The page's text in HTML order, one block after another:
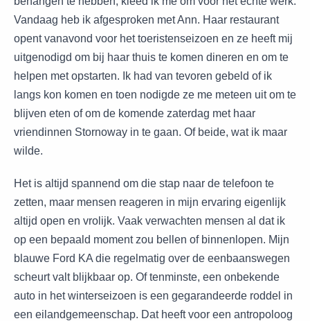
Vandaag heb ik afgesproken met Ann. Haar restaurant
opent vanavond voor het toeristenseizoen en ze heeft mij
uitgenodigd om bij haar thuis te komen dineren en om te
helpen met opstarten. Ik had van tevoren gebeld of ik
langs kon komen en toen nodigde ze me meteen uit om te
blijven eten of om de komende zaterdag met haar
vriendinnen Stornoway in te gaan. Of beide, wat ik maar
wilde.
Het is altijd spannend om die stap naar de telefoon te
zetten, maar mensen reageren in mijn ervaring eigenlijk
altijd open en vrolijk. Vaak verwachten mensen al dat ik
op een bepaald moment zou bellen of binnenlopen. Mijn
blauwe Ford KA die regelmatig over de eenbaanswegen
scheurt valt blijkbaar op. Of tenminste, een onbekende
auto in het winterseizoen is een gegarandeerde roddel in
een eilandgemeenschap. Dat heeft voor een antropoloog